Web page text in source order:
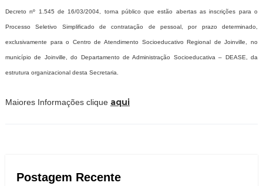
Decreto nº 1.545 de 16/03/2004, torna público que estão abertas as inscrições para o
Processo Seletivo Simplificado de contratação de pessoal, por prazo determinado,
exclusivamente para o Centro de Atendimento Socioeducativo Regional de Joinville, no
município de Joinville, do Departamento de Administração Socioeducativa – DEASE, da
estrutura organizacional desta Secretaria.
Maiores Informações clique aqui
Postagem Recente